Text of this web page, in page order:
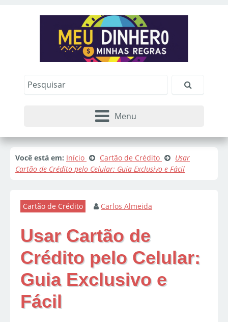
Menu
Você está em: Início Cartão de Crédito
Usar
Cartão de Crédito pelo Celular: Guia Exclusivo e Fácil
Cartão de Crédito Carlos Almeida
Usar Cartão de
Crédito pelo Celular:
Guia Exclusivo e
Fácil